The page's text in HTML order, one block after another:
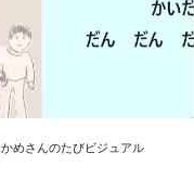
かめさんのたびビジュアル